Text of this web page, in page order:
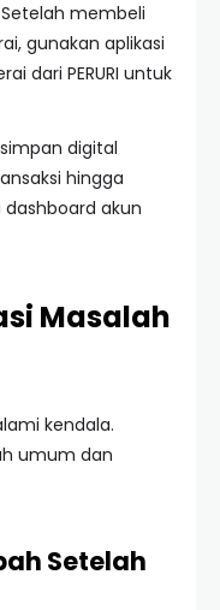
Setelah membeli
gunakan aplikasi
dari PERURI untuk
digital
hingga
akun
Masalah
kendala.
umum dan
Setelah